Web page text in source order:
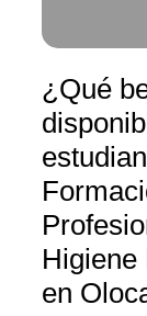
¿Qué
Higiene
en